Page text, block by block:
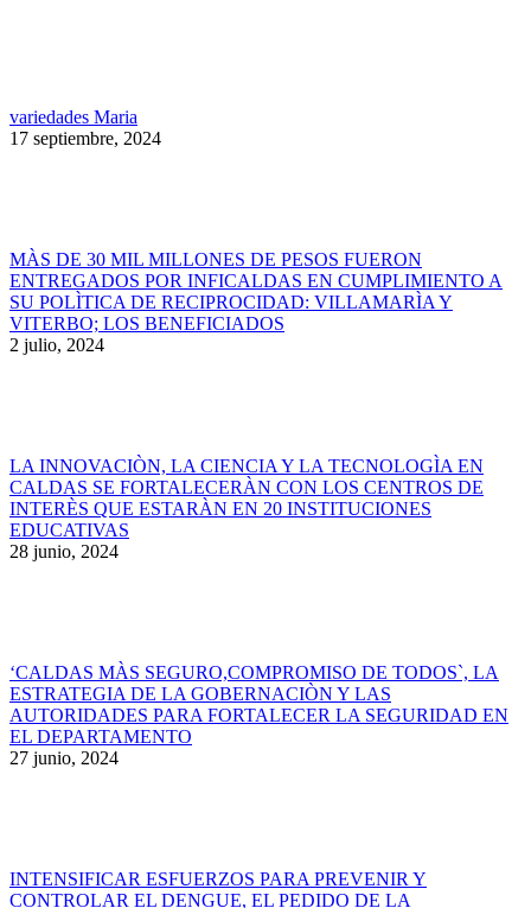
variedades Maria
17 septiembre, 2024
MÀS DE 30 MIL MILLONES DE PESOS FUERON
ENTREGADOS POR INFICALDAS EN CUMPLIMIENTO A
SU POLÌTICA DE RECIPROCIDAD: VILLAMARÌA Y
VITERBO; LOS BENEFICIADOS
2 julio, 2024
LA INNOVACIÒN, LA CIENCIA Y LA TECNOLOGÌA EN
CALDAS SE FORTALECERÀN CON LOS CENTROS DE
INTERÈS QUE ESTARÀN EN 20 INSTITUCIONES
EDUCATIVAS
28 junio, 2024
‘CALDAS MÀS SEGURO,COMPROMISO DE TODOS`, LA
ESTRATEGIA DE LA GOBERNACIÒN Y LAS
AUTORIDADES PARA FORTALECER LA SEGURIDAD EN
EL DEPARTAMENTO
27 junio, 2024
INTENSIFICAR ESFUERZOS PARA PREVENIR Y
CONTROLAR EL DENGUE, EL PEDIDO DE LA